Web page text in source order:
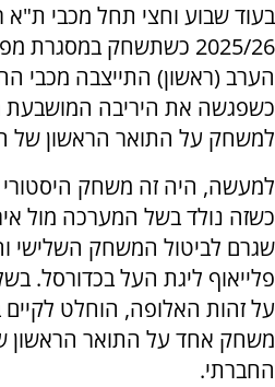
בעוד שבוע וחצי תחל מכבי
2025/26 כשתשחק במסגרת
הערב (ראשון) התייצבה מכבי
כשפגשה את היריבה המושבעת
למשחק על התואר הראשון של
למעשה, היה זה משחק היסטורי
כשזה נולד בשל המערכה מול
שגרם לביטול המשחק השלישי
פלייאוף ליגת העל בכדורסל.
על זהות האלופה, הוחלט
משחק אחד על התואר הראשון
החברתי.